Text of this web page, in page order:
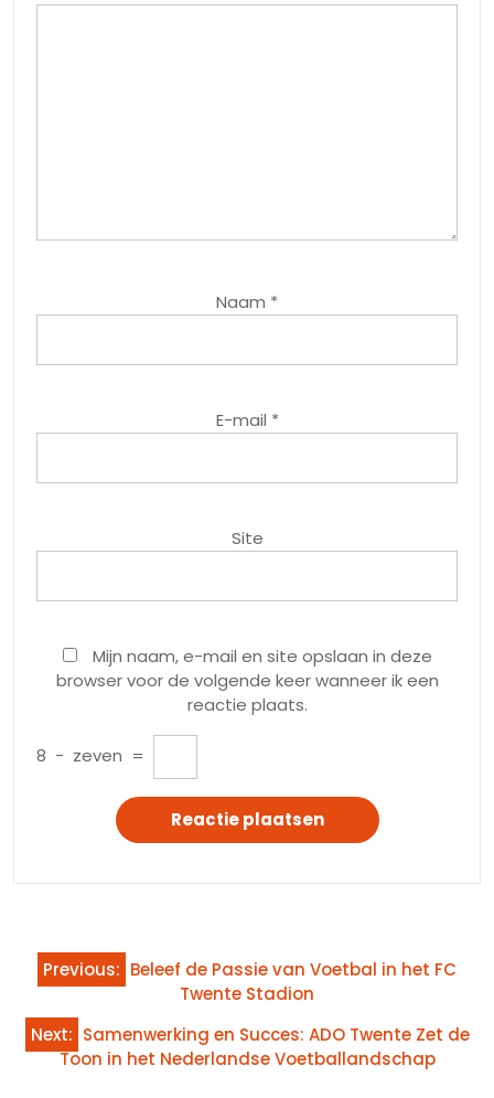
Naam *
E-mail *
Site
Mijn naam, e-mail en site opslaan in deze
browser voor de volgende keer wanneer ik een
reactie plaats.
8 − zeven =
Bericht
navigatie
Previous: Beleef de Passie van Voetbal in het FC
Twente Stadion
Next: Samenwerking en Succes: ADO Twente Zet de
Toon in het Nederlandse Voetballandschap